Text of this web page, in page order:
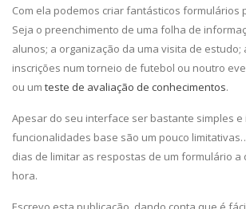
Com ela podemos criar fantásticos formulários
Seja o preenchimento de uma folha de
alunos; a organização da uma visita de estudo;
inscrições num torneio de futebol ou noutro
ou um teste de avaliação de conhecimentos.
Apesar do seu interface ser bastante simples e
funcionalidades base são um pouco
dias de limitar as respostas de um formulário a
hora.